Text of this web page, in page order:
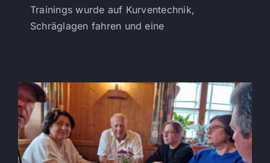
Trainings wurde auf Kurventechnik,
Schräglagen fahren und eine